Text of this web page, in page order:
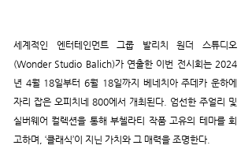
세계적인 엔터테인먼트 그룹 발리치 원더 스튜디오
(Wonder Studio Balich)가 연출한 이번 전시회는 2024
년 4월 18일부터 6월 18일까지 베네치아 주데카 운하에
자리 잡은 오피치네 800에서 개최된다. 엄선한 주얼리 및
실버웨어 컬렉션을 통해 부첼라티 작품 고유의 테마를 회
고하며, ‘클래식’이 지닌 가치와 그 매력을 조명한다.